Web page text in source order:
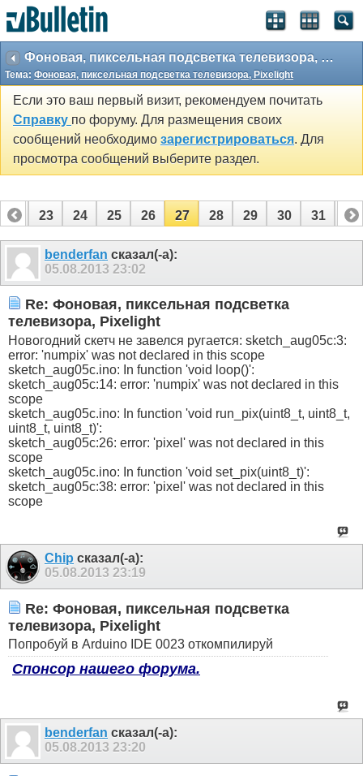
Фоновая, пиксельная подсветка телевизора, Pixelight
Тема: Фоновая, пиксельная подсветка телевизора, Pixelight
Если это ваш первый визит, рекомендуем почитать
Справку по форуму. Для размещения своих
сообщений необходимо зарегистрироваться. Для
просмотра сообщений выберите раздел.
22 23 24 25 26 27 28 29 30 31 32
42 43benderfan сказал(-а):
05.08.2013 23:02
Re: Фоновая, пиксельная подсветка
телевизора, Pixelight
Новогодний скетч не завелся ругается: sketch_aug05c:3:
error: 'numpix' was not declared in this scope
sketch_aug05c.ino: In function 'void loop()':
sketch_aug05c:14: error: 'numpix' was not declared in this
scope
sketch_aug05c.ino: In function 'void run_pix(uint8_t, uint8_t,
uint8_t, uint8_t)':
sketch_aug05c:26: error: 'pixel' was not declared in this
scope
sketch_aug05c.ino: In function 'void set_pix(uint8_t)':
sketch_aug05c:38: error: 'pixel' was not declared in this
scope
Chip сказал(-а):
05.08.2013 23:19
Re: Фоновая, пиксельная подсветка
телевизора, Pixelight
Попробуй в Arduino IDE 0023 откомпилируй
Спонсор нашего форума.
benderfan сказал(-а):
05.08.2013 23:20